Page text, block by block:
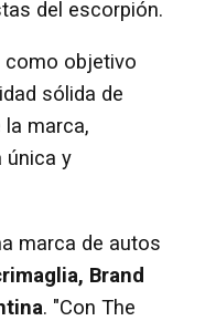
del escorpión.
como objetivo
sólida de
marca,
única y
marca de autos
Brand
. "Con The